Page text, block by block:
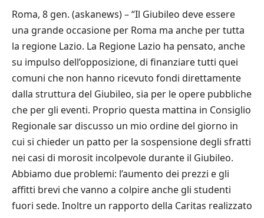
Roma, 8 gen. (askanews) – “Il Giubileo deve essere
una grande occasione per Roma ma anche per tutta
la regione Lazio. La Regione Lazio ha pensato, anche
su impulso dell’opposizione, di finanziare tutti quei
comuni che non hanno ricevuto fondi direttamente
dalla struttura del Giubileo, sia per le opere pubbliche
che per gli eventi. Proprio questa mattina in Consiglio
Regionale sar discusso un mio ordine del giorno in
cui si chieder un patto per la sospensione degli sfratti
nei casi di morosit incolpevole durante il Giubileo.
Abbiamo due problemi: l’aumento dei prezzi e gli
affitti brevi che vanno a colpire anche gli studenti
fuori sede. Inoltre un rapporto della Caritas realizzato